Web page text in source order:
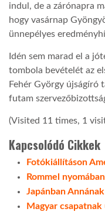
indul, de a zárónapra
hogy vasárnap
ünnepélyes
Idén sem marad el a
tombola bevételét az
Fehér György újságíró
futam
(Visited 11 times, 1
Kapcsolódó Cikkek
Fotókiállításon
Rommel
Japánban
Magyar